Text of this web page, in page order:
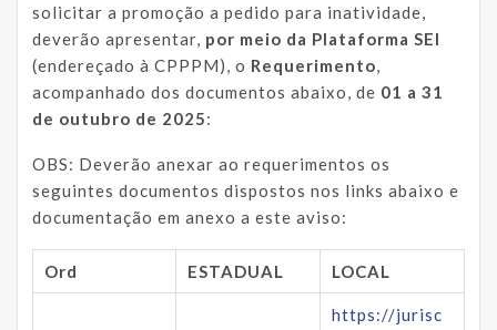
solicitar a promoção a pedido para inatividade,
deverão apresentar, por meio da Plataforma SEI
(endereçado à CPPPM), o Requerimento,
acompanhado dos documentos abaixo, de 01 a 31
de outubro de 2025:
OBS: Deverão anexar ao requerimentos os
seguintes documentos dispostos nos links abaixo e
documentação em anexo a este aviso:
Ord ESTADUAL LOCAL
https://jurisc